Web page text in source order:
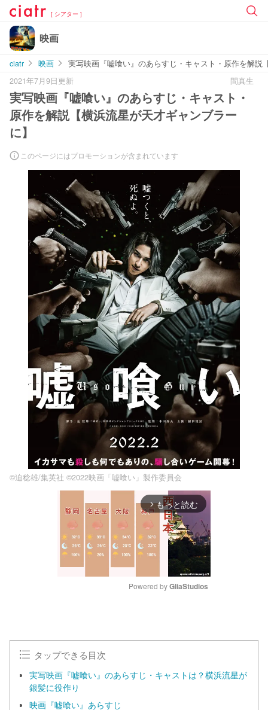
[ シアター ]
映画
ciatr 映画
実写映画『嘘喰い』のあらすじ・キャスト・原作を解説
2021年7月9日更新
間真生
実写映画『嘘喰い』のあらすじ・キャスト・
原作を解説【横浜流星が天才ギャンブラー
に】
このページにはプロモーションが含まれています
©迫稔雄/集英社 ©2022映画「嘘喰い」製作委員会
arrow_forward_ios もっと読む
Powered by GliaStudios
タップできる目次
実写映画『嘘喰い』のあらすじ・キャストは？横浜流星が
銀髪に役作り
映画『嘘喰い』あらすじ